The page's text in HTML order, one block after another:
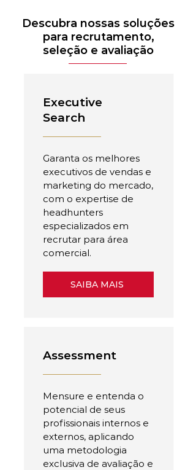
Descubra nossas soluções
para recrutamento,
seleção e avaliação
Executive
Search
Garanta os melhores
executivos de vendas e
marketing do mercado,
com o expertise de
headhunters
especializados em
recrutar para área
comercial.
SAIBA MAIS
Assessment
Mensure e entenda o
potencial de seus
profissionais internos e
externos, aplicando
uma metodologia
exclusiva de avaliação e